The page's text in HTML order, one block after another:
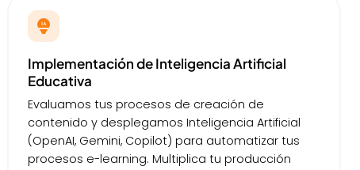
Implementación de Inteligencia Artificial
Educativa
Evaluamos tus procesos de creación de
contenido y desplegamos Inteligencia Artificial
(OpenAI, Gemini, Copilot) para automatizar tus
procesos e-learning. Multiplica tu producción